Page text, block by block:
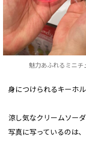
魅力あふれるミニ
身につけられるキーホ
涼し気なクリームソー
写真に写っているのは